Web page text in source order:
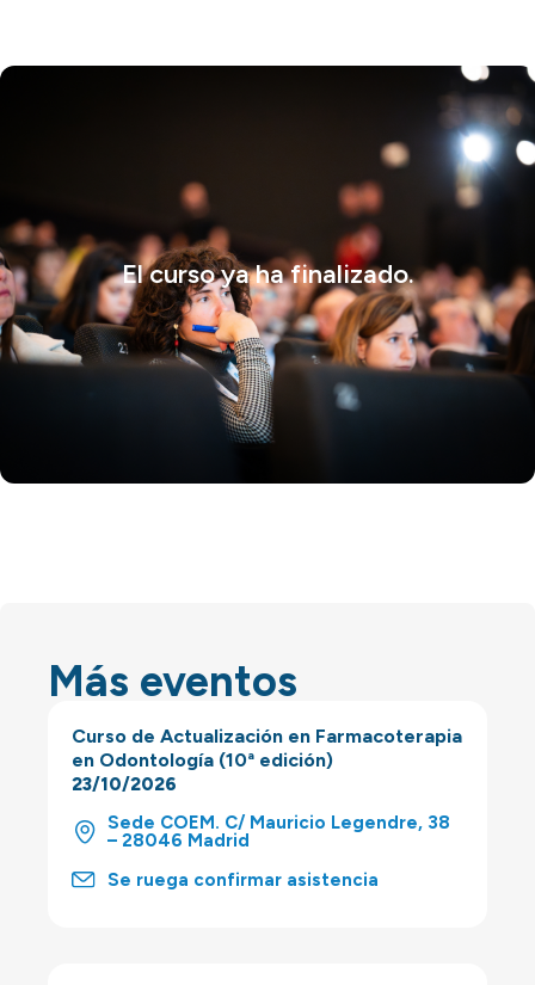
El curso ya ha finalizado.
Más eventos
Curso de Actualización en Farmacoterapia
en Odontología (10ª edición)
23/10/2026
Sede COEM. C/ Mauricio Legendre, 38
– 28046 Madrid
Se ruega confirmar asistencia